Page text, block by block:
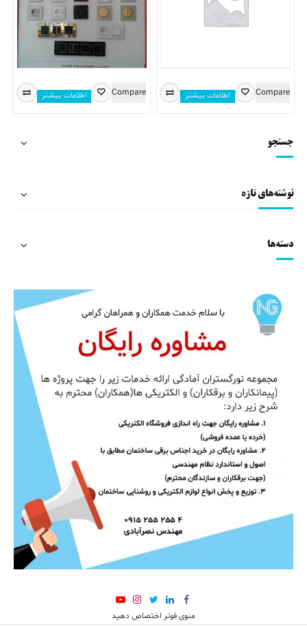
جستجو
نوشته‌های تازه
دسته‌ها
اطلاعات بیشتر Compare اطلاعات بیشتر Compare
منوی فوتر اختصاص دهید